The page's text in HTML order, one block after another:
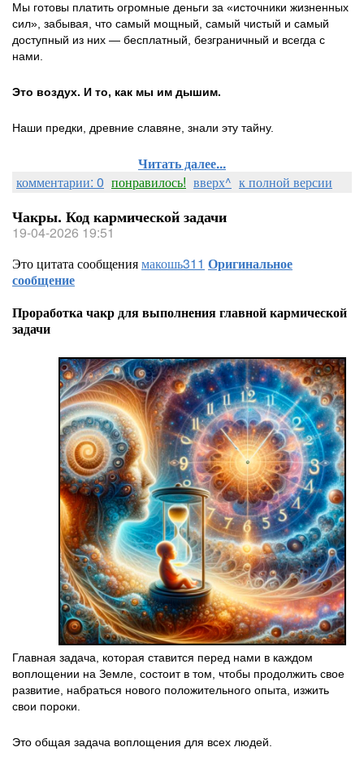
Мы готовы платить огромные деньги за «источники жизненных
сил», забывая, что самый мощный, самый чистый и самый
доступный из них — бесплатный, безграничный и всегда с
нами.
Это воздух. И то, как мы им дышим.
Наши предки, древние славяне, знали эту тайну.
Читать далее...
комментарии: 0 понравилось! вверх^ к полной версии
Чакры. Код кармической задачи
19-04-2026 19:51
Это цитата сообщениямакошь311 Оригинальное
сообщение
Проработка чакр для выполнения главной кармической
задачи
Главная задача, которая ставится перед нами в каждом
воплощении на Земле, состоит в том, чтобы продолжить свое
развитие, набраться нового положительного опыта, изжить
свои пороки.
Это общая задача воплощения для всех людей.